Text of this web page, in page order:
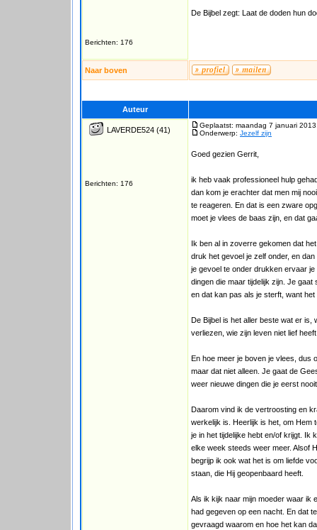
Berichten: 176
De Bijbel zegt: Laat de doden hun
Naar boven
Auteur
LAVERDE524 (41)
Berichten: 176
Geplaatst: maandag 7 januari
Onderwerp: Jezelf zijn
Goed gezien Gerrit,
ik heb vaak professioneel hulp
dan kom je erachter dat men mij
te reageren. En dat is een zware
moet je vlees de baas zijn, en dat
Ik ben al in zoverre gekomen dat
druk het gevoel je zelf onder, en
je gevoel te onder drukken ervaar
dingen die maar tijdelijk zijn. Je
en dat kan pas als je sterft, want
De Bijbel is het aller beste wat er is,
verliezen, wie zijn leven niet lief
En hoe meer je boven je vlees, dus
maar dat niet alleen. Je gaat de
weer nieuwe dingen die je eerst
Daarom vind ik de vertroosting en
werkelijk is. Heerlijk is het, om Hem
je in het tijdelijke hebt en/of krijgt. Ik
elke week steeds weer meer. Alsof
begrijp ik ook wat het is om liefde
staan, die Hij geopenbaard heeft.
Als ik kijk naar mijn moeder waar ik
had gegeven op een nacht. En dat
gevraagd waarom en hoe het kan